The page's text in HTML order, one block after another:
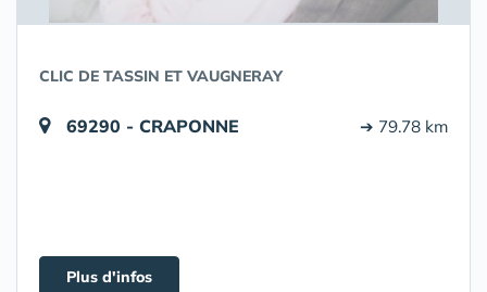
CLIC DE TASSIN ET VAUGNERAY
69290 - CRAPONNE ➔ 79.78 km
Plus d'infos